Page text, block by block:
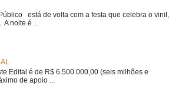
está de volta com a festa que celebra o vinil,
A noite é ...
Edital é de R$ 6.500.000,00 (seis milhões e
de apoio ...